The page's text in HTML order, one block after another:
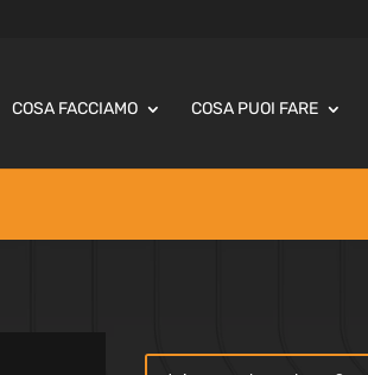
COSA FACCIAMO COSA PUOI FARE